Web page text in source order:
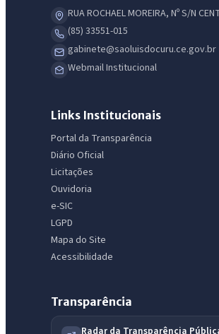
RUA ROCHAEL MOREIRA, Nº S/N
(85) 33551-015
gabinete@saoluisdocuru.ce.gov.br
Webmail Institucional
Links Institucionais
Portal da Transparência
Diário Oficial
Licitações
Ouvidoria
e-SIC
LGPD
Mapa do Site
Acessibilidade
Transparência
Radar da Transparência
IntGest AI
Assistente do Portal
Olá. Pergunte sobre serviços, notícias,
licitações, estrutura ou transparência do